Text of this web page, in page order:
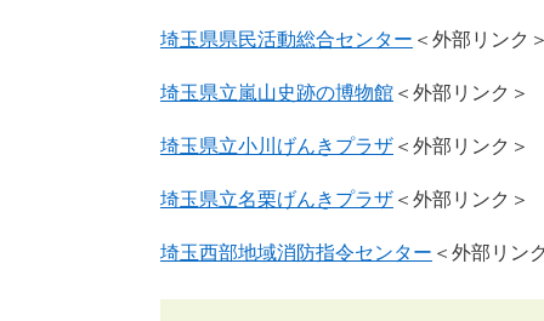
埼玉県県民活動総合センター ＜外部リンク＞
埼玉県立嵐山史跡の博物館 ＜外部リンク＞
埼玉県立小川げんきプラザ ＜外部リンク＞
埼玉県立名栗げんきプラザ ＜外部リンク＞
埼玉西部地域消防指令センター ＜外部リン